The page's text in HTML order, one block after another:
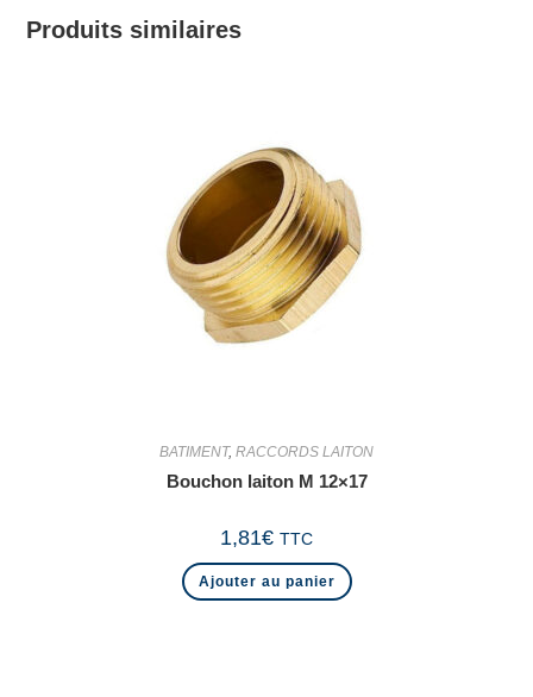
Produits similaires
BATIMENT, RACCORDS LAITON
Bouchon laiton M 12×17
1,81€ TTC
Ajouter au panier